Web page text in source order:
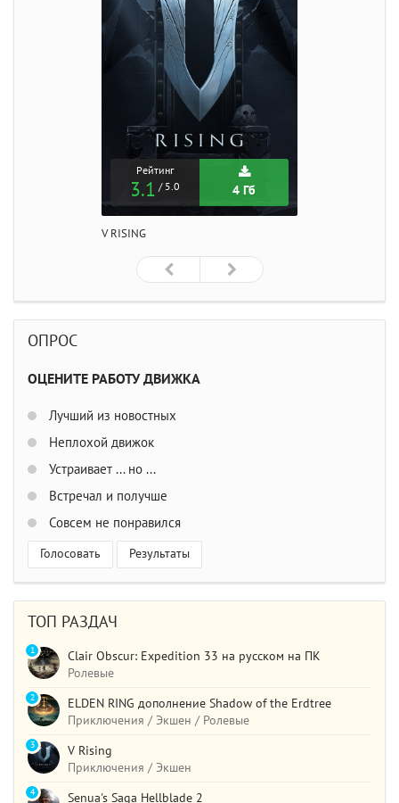
Рейтинг
3.1 / 5.0 4 Гб
V RISING
ОПРОС
ОЦЕНИТЕ РАБОТУ ДВИЖКА
Лучший из новостных
Неплохой движок
Устраивает ... но ...
Встречал и получше
Совсем не понравился
Голосовать Результаты
ТОП РАЗДАЧ
Clair Obscur: Expedition 33 на русском на ПК
Ролевые
1
ELDEN RING дополнение Shadow of the Erdtree
Приключения / Экшен / Ролевые
2
V Rising
Приключения / Экшен
3
Senua's Saga Hellblade 2
4